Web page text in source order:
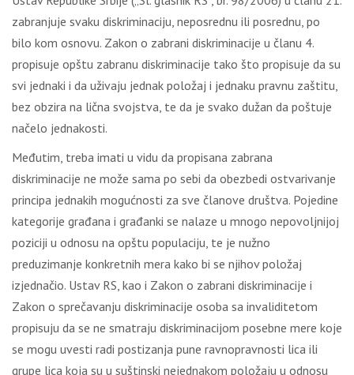
zabranjuje svaku diskriminaciju, neposrednu ili posrednu, po
bilo kom osnovu. Zakon o zabrani diskriminacije u članu 4.
propisuje opštu zabranu diskriminacije tako što propisuje da su
svi jednaki i da uživaju jednak položaj i jednaku pravnu zaštitu,
bez obzira na lična svojstva, te da je svako dužan da poštuje
načelo jednakosti.
Međutim, treba imati u vidu da propisana zabrana
diskriminacije ne može sama po sebi da obezbedi ostvarivanje
principa jednakih mogućnosti za sve članove društva. Pojedine
kategorije građana i građanki se nalaze u mnogo nepovoljnijoj
poziciji u odnosu na opštu populaciju, te je nužno
preduzimanje konkretnih mera kako bi se njihov položaj
izjednačio. Ustav RS, kao i Zakon o zabrani diskriminacije i
Zakon o sprečavanju diskriminacije osoba sa invaliditetom
propisuju da se ne smatraju diskriminacijom posebne mere koje
se mogu uvesti radi postizanja pune ravnopravnosti lica ili
grupe lica koja su u suštinski nejednakom položaju u odnosu